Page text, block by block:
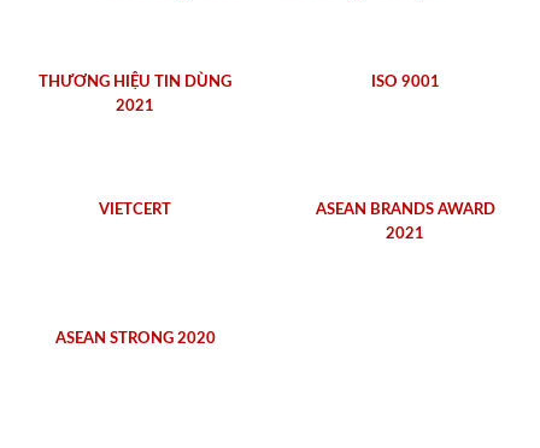
THƯƠNG HIỆU TIN DÙNG
2021
ISO 9001
VIETCERT
ASEAN BRANDS AWARD
2021
ASEAN STRONG 2020